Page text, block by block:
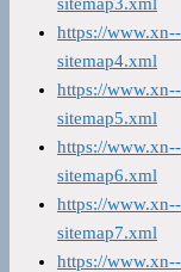
https://
sitemap4.xml
https://
sitemap5.xml
https://
sitemap6.xml
https://
sitemap7.xml
https://